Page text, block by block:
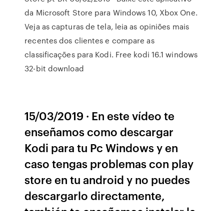
da Microsoft Store para Windows 10, Xbox One.
Veja as capturas de tela, leia as opiniões mais
recentes dos clientes e compare as
classificações para Kodi. Free kodi 16.1 windows
32-bit download
15/03/2019 · En este vídeo te
enseñamos como descargar
Kodi para tu Pc Windows y en
caso tengas problemas con play
store en tu android y no puedes
descargarlo directamente,